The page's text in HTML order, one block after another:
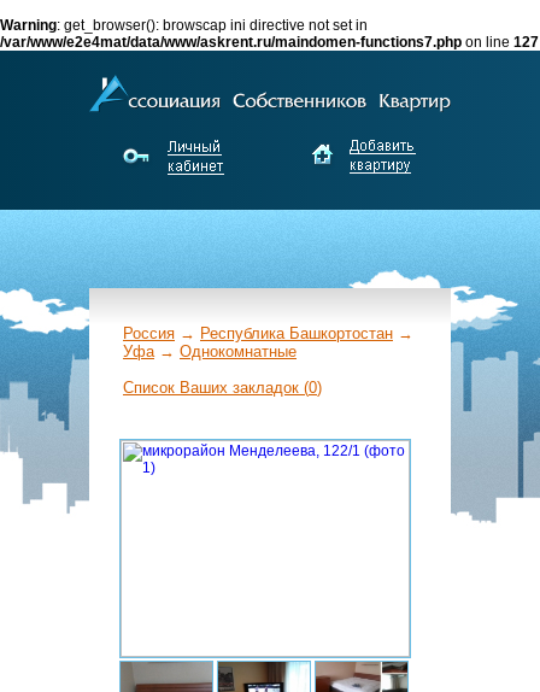
Warning: get_browser(): browscap ini directive not set in
/var/www/e2e4mat/data/www/askrent.ru/maindomen-functions7.php on line 127
Россия → Республика Башкортостан →
Уфа → Однокомнатные
←
Список Ваших закладок (0)